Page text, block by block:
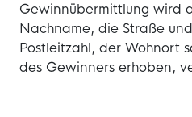
Gewinnübermittlung wird
Nachname, die Straße
Postleitzahl, der Wohnort
des Gewinners erhoben,